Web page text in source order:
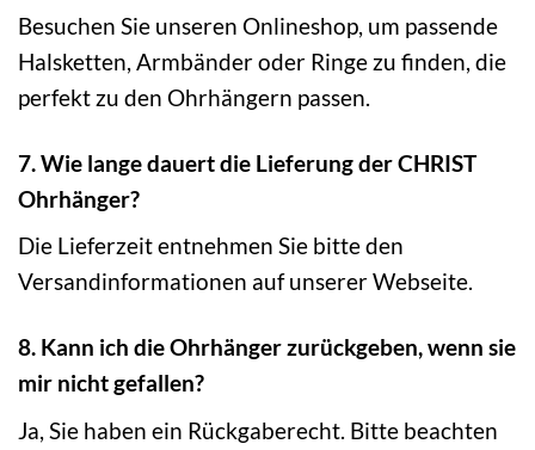
Besuchen Sie unseren Onlineshop, um passende
Halsketten, Armbänder oder Ringe zu finden, die
perfekt zu den Ohrhängern passen.
7. Wie lange dauert die Lieferung der CHRIST
Ohrhänger?
Die Lieferzeit entnehmen Sie bitte den
Versandinformationen auf unserer Webseite.
8. Kann ich die Ohrhänger zurückgeben, wenn sie
mir nicht gefallen?
Ja, Sie haben ein Rückgaberecht. Bitte beachten